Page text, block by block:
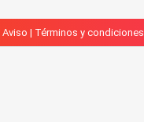
Aviso | Términos y condiciones